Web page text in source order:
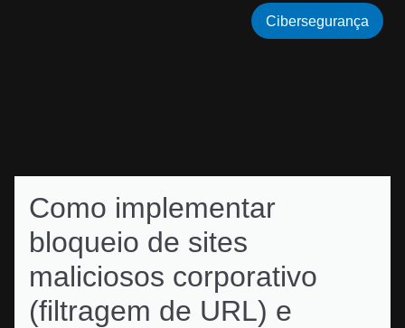
Como implementar
bloqueio de sites
maliciosos corporativo
(filtragem de URL) e
Cibersegurança